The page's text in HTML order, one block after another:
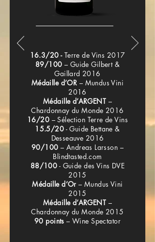
16.3/20 - Terre de Vins 2017
89/100 – Guide Gilbert &
Gaillard 2016
Médaille d’OR – Mundus Vini
2016
Médaille d’ARGENT –
Chardonnay du Monde 2016
16/20 – Sélection Terre de Vins
15.5/20 - Guide Bettane &
Desseauve 2016
90/100 – Andreas Larsson –
Blindtasted.com
88/100 - Guide des Vins DVE
2015
Médaille d’Or– Mundus Vini
2015
Médaille d’ARGENT –
Chardonnay du Monde 2015
90 points – Wine Spectator